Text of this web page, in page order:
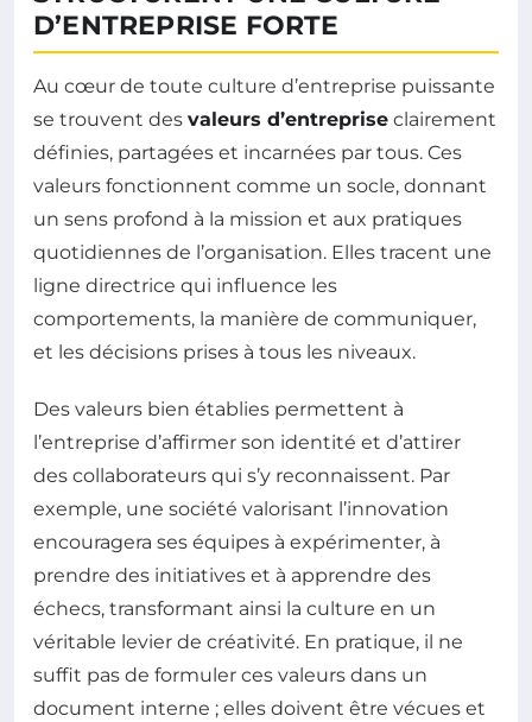
D’ENTREPRISE FORTE
Au cœur de toute culture d’entreprise puissante
se trouvent des valeurs d’entreprise clairement
définies, partagées et incarnées par tous. Ces
valeurs fonctionnent comme un socle, donnant
un sens profond à la mission et aux pratiques
quotidiennes de l’organisation. Elles tracent une
ligne directrice qui influence les
comportements, la manière de communiquer,
et les décisions prises à tous les niveaux.
Des valeurs bien établies permettent à
l’entreprise d’affirmer son identité et d’attirer
des collaborateurs qui s’y reconnaissent. Par
exemple, une société valorisant l’innovation
encouragera ses équipes à expérimenter, à
prendre des initiatives et à apprendre des
échecs, transformant ainsi la culture en un
véritable levier de créativité. En pratique, il ne
suffit pas de formuler ces valeurs dans un
document interne ; elles doivent être vécues et